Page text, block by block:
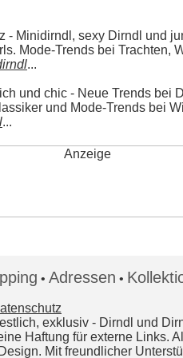
- Minidirndl, sexy Dirndl und
Mode-Trends bei Trachten,
...
und chic - Neue Trends bei
und Mode-Trends bei
...
• Adressen •
exklusiv - Dirndl und
Haftung für externe Links.
Mit freundlicher